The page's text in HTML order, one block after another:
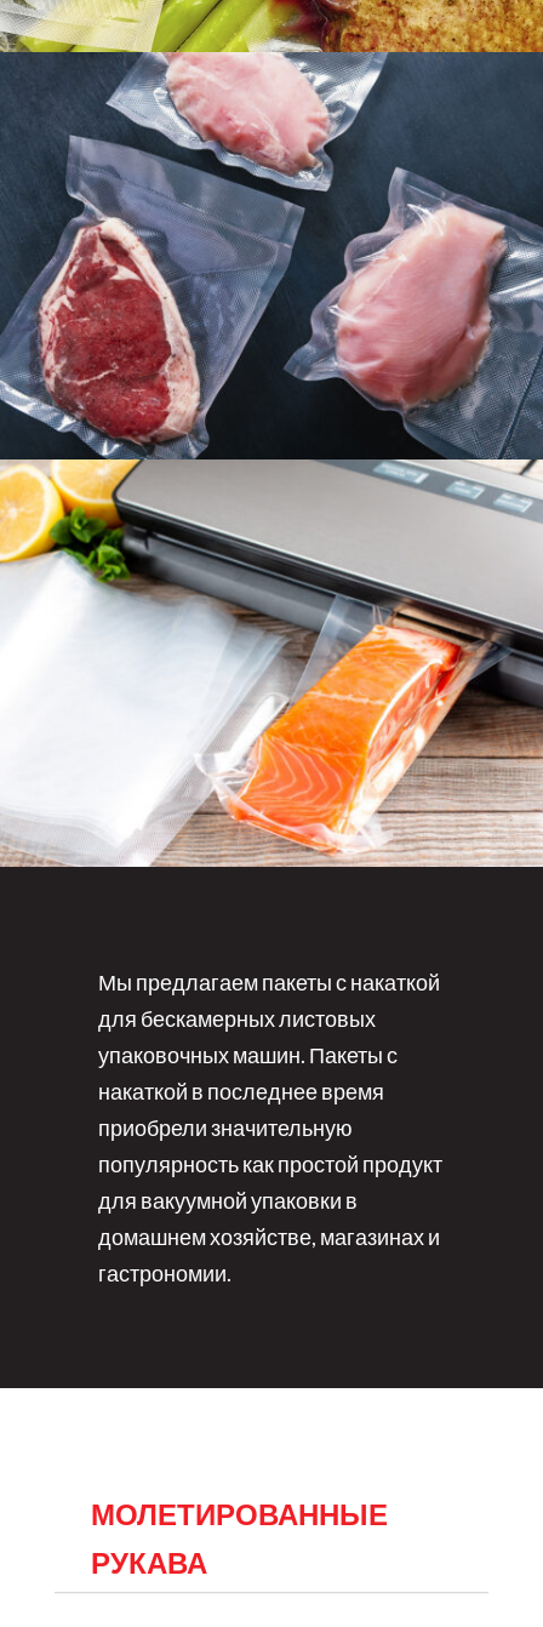
Мы предлагаем пакеты с накаткой
для бескамерных листовых
упаковочных машин. Пакеты с
накаткой в последнее время
приобрели значительную
популярность как простой продукт
для вакуумной упаковки в
домашнем хозяйстве, магазинах и
гастрономии.
МОЛЕТИРОВАННЫЕ
РУКАВА